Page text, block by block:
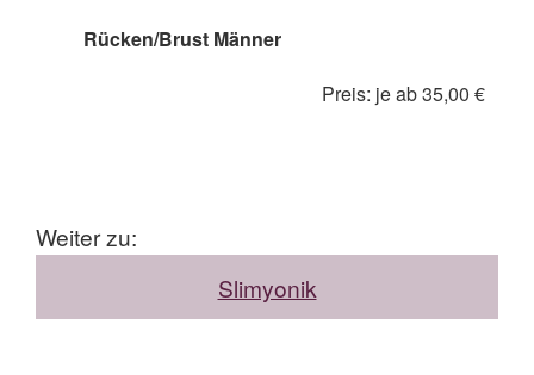
Rücken/Brust Männer
Preis: je ab 35,00 €
Weiter zu:
Slimyonik